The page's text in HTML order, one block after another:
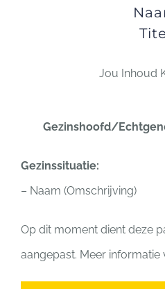
Jou Inhoud
Gezinshoofd/
Gezinssituatie:
– Naam (Omschrijving)
Op dit moment dient deze
aangepast. Meer informatie